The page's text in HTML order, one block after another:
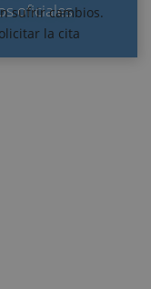
oficiales
sufrir cambios.
la cita